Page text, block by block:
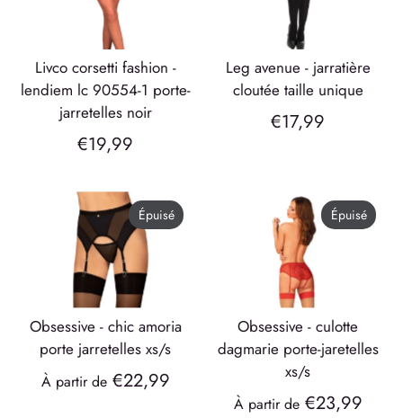
livco corsetti fashion -
lendiem lc 90554-1 porte-
jarretelles noir
€19,99
leg avenue - jarratière
cloutée taille unique
€17,99
obsessive - chic amoria
porte jarretelles xs/s
À partir de €22,99
Épuisé
obsessive - culotte
dagmarie porte-jaretelles
xs/s
À partir de €23,99
Épuisé